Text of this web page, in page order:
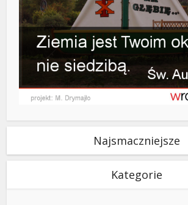
Najsmaczniejsze
Kategorie